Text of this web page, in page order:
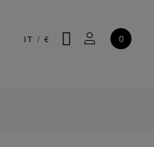
IT / € CERCAIL MIO
0